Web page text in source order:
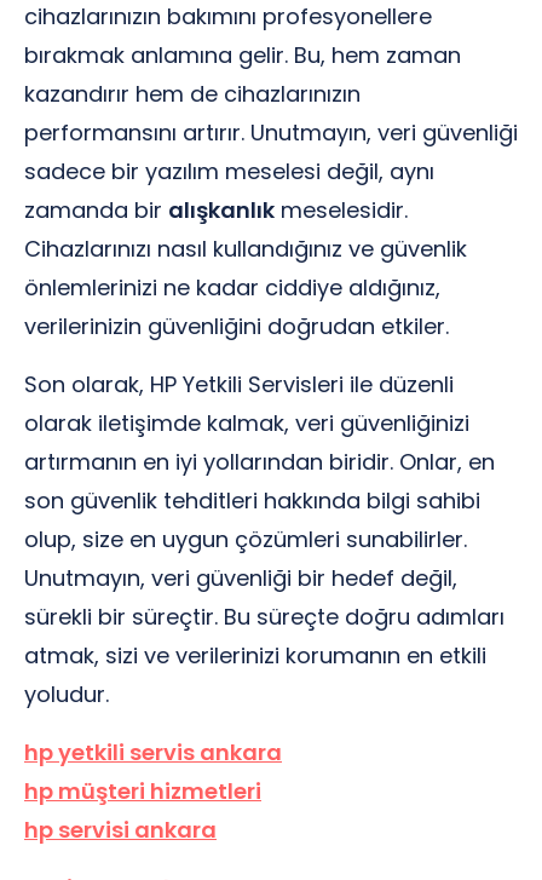
cihazlarınızın bakımını profesyonellere
bırakmak anlamına gelir. Bu, hem zaman
kazandırır hem de cihazlarınızın
performansını artırır. Unutmayın, veri güvenliği
sadece bir yazılım meselesi değil, aynı
zamanda bir alışkanlık meselesidir.
Cihazlarınızı nasıl kullandığınız ve güvenlik
önlemlerinizi ne kadar ciddiye aldığınız,
verilerinizin güvenliğini doğrudan etkiler.
Son olarak, HP Yetkili Servisleri ile düzenli
olarak iletişimde kalmak, veri güvenliğinizi
artırmanın en iyi yollarından biridir. Onlar, en
son güvenlik tehditleri hakkında bilgi sahibi
olup, size en uygun çözümleri sunabilirler.
Unutmayın, veri güvenliği bir hedef değil,
sürekli bir süreçtir. Bu süreçte doğru adımları
atmak, sizi ve verilerinizi korumanın en etkili
yoludur.
hp yetkili servis ankara
hp müşteri hizmetleri
hp servisi ankara